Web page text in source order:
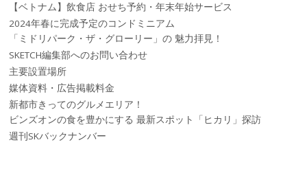
【ベトナム】飲食店 おせち予約・年末年始サービス
2024年春に完成予定のコンドミニアム
「ミドリパーク・ザ・グローリー」の 魅力拝見！
SKETCH編集部へのお問い合わせ
主要設置場所
媒体資料・広告掲載料金
新都市きってのグルメエリア！
ビンズオンの食を豊かにする 最新スポット「ヒカリ」探訪
週刊SKバックナンバー